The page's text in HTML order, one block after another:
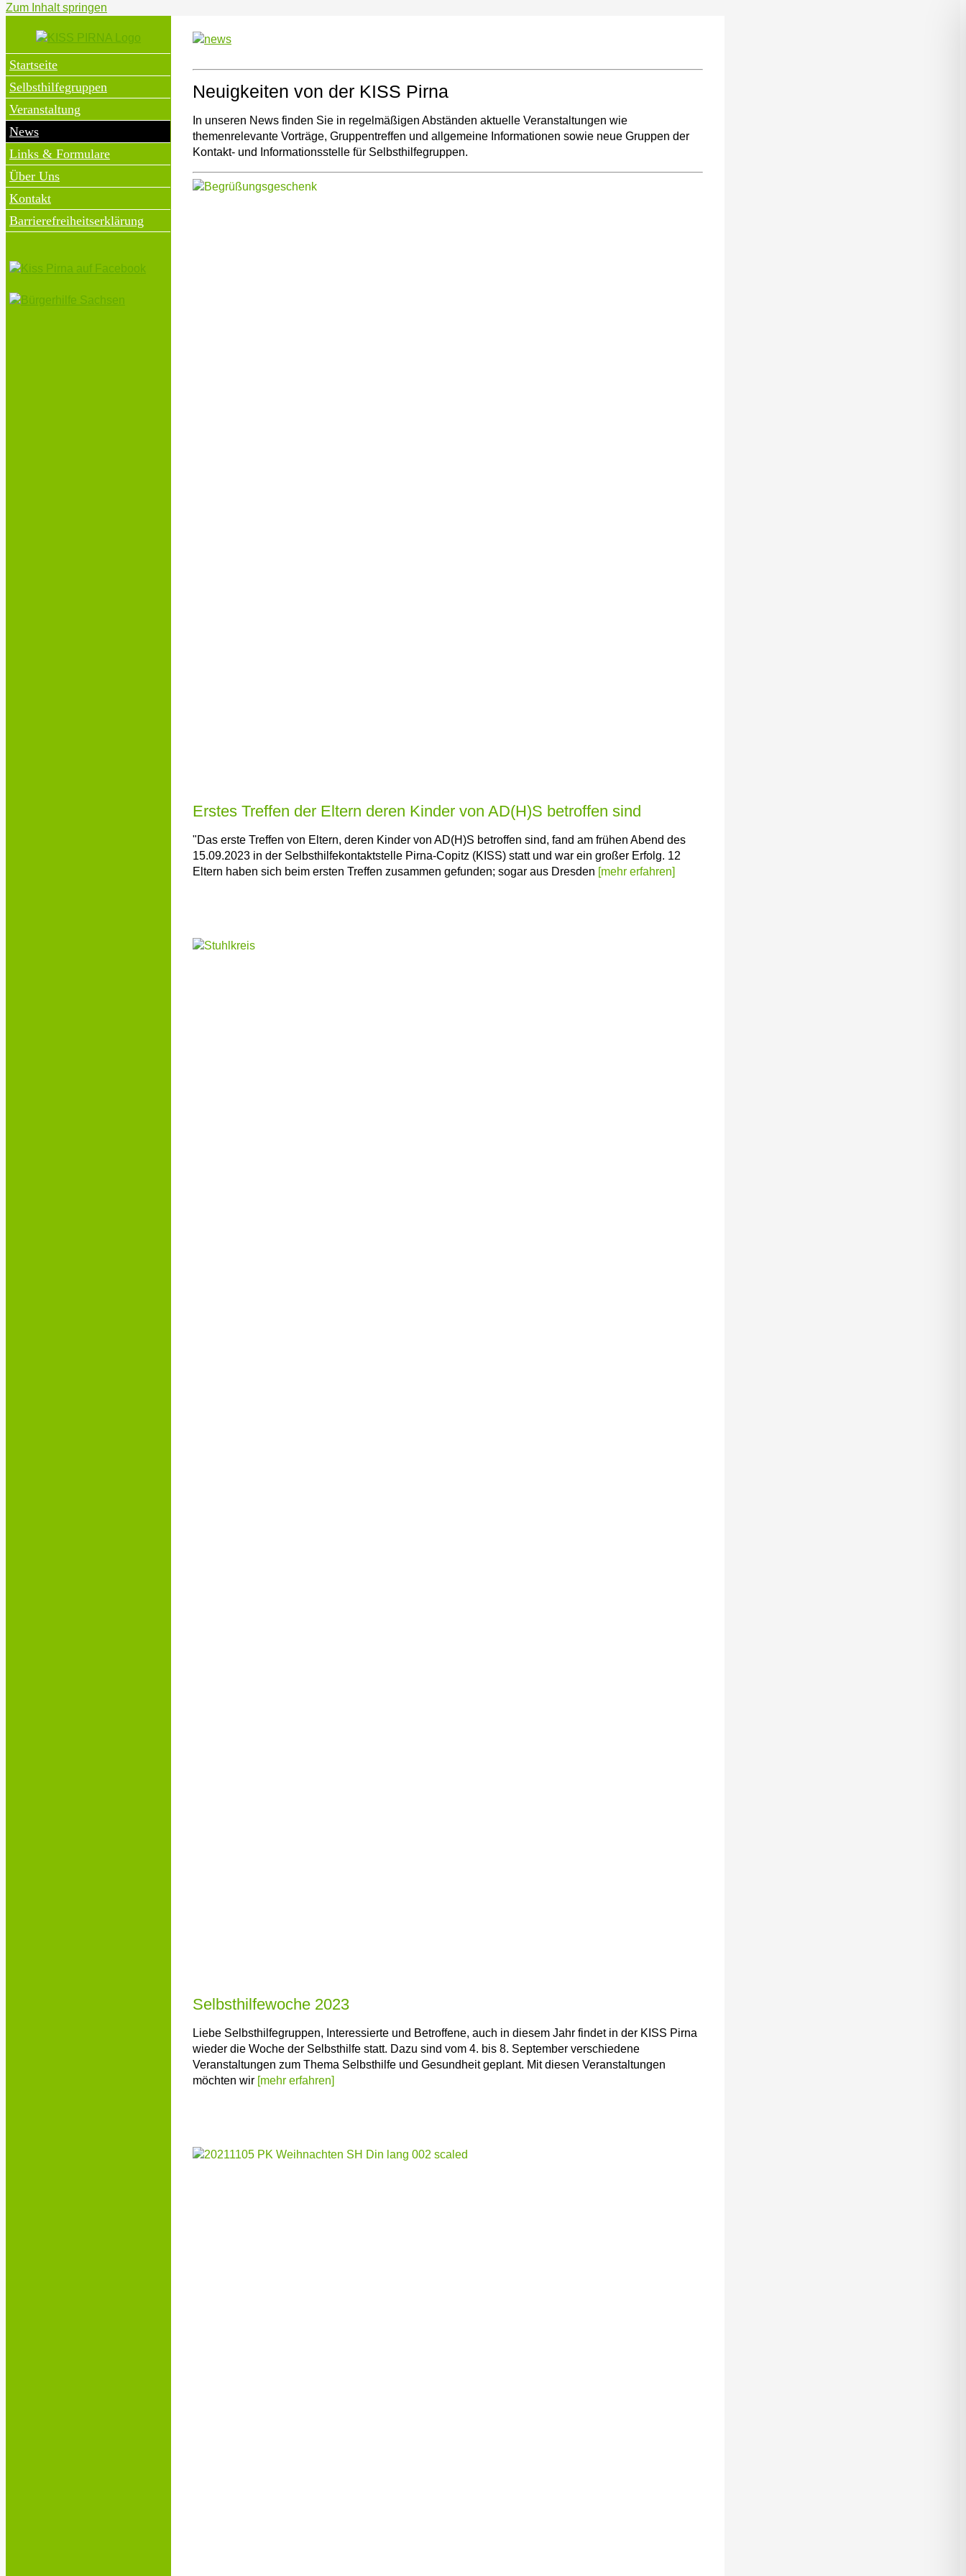
Zum Inhalt springen
Startseite
Selbsthilfegruppen
Veranstaltung
News
Links & Formulare
Über Uns
Kontakt
Barrierefreiheitserklärung
Neuigkeiten von der KISS Pirna
In unseren News finden Sie in regelmäßigen Abständen aktuelle Veranstaltungen wie
themenrelevante Vorträge, Gruppentreffen und allgemeine Informationen sowie neue Gruppen der
Kontakt- und Informationsstelle für Selbsthilfegruppen.
Erstes Treffen der Eltern deren Kinder von AD(H)S betroffen sind
"Das erste Treffen von Eltern, deren Kinder von AD(H)S betroffen sind, fand am frühen Abend des
15.09.2023 in der Selbsthilfekontaktstelle Pirna-Copitz (KISS) statt und war ein großer Erfolg. 12
Eltern haben sich beim ersten Treffen zusammen gefunden; sogar aus Dresden [mehr erfahren]
Selbsthilfewoche 2023
Liebe Selbsthilfegruppen, Interessierte und Betroffene, auch in diesem Jahr findet in der KISS Pirna
wieder die Woche der Selbsthilfe statt. Dazu sind vom 4. bis 8. September verschiedene
Veranstaltungen zum Thema Selbsthilfe und Gesundheit geplant. Mit diesen Veranstaltungen
möchten wir [mehr erfahren]